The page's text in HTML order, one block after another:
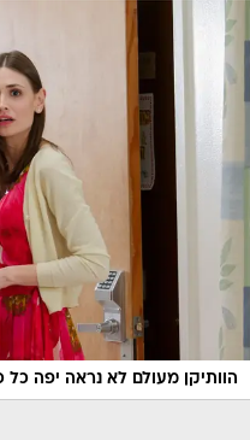
הוותיקן מעולם לא נראה יפה